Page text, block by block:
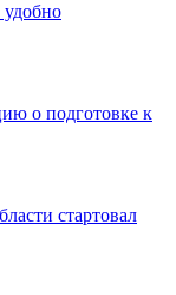
о подготовке к
стартовал